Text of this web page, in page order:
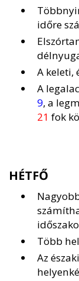
időre
A keleti,
A
9, a
21 fok
HÉTFŐ
Több
Az